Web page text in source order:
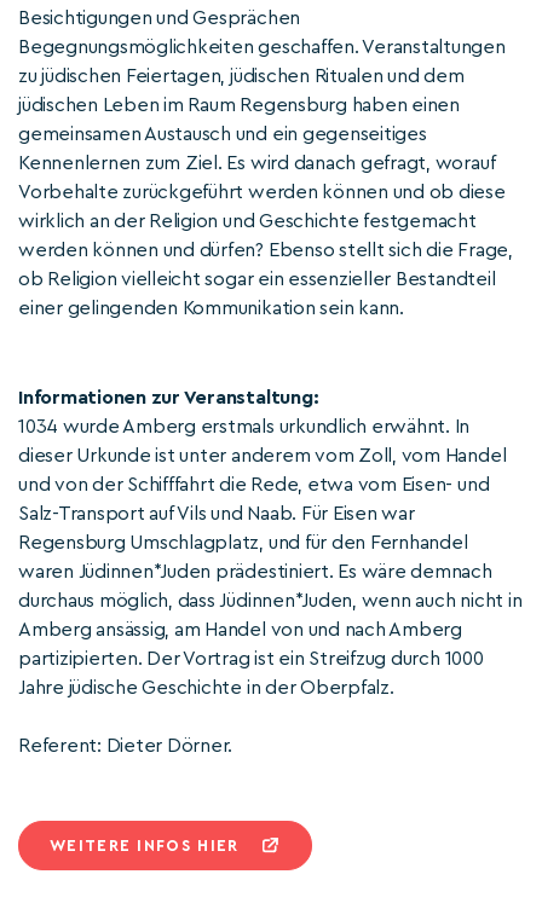
Besichtigungen und Gesprächen
Begegnungsmöglichkeiten geschaffen. Veranstaltungen
zu jüdischen Feiertagen, jüdischen Ritualen und dem
jüdischen Leben im Raum Regensburg haben einen
gemeinsamen Austausch und ein gegenseitiges
Kennenlernen zum Ziel. Es wird danach gefragt, worauf
Vorbehalte zurückgeführt werden können und ob diese
wirklich an der Religion und Geschichte festgemacht
werden können und dürfen? Ebenso stellt sich die Frage,
ob Religion vielleicht sogar ein essenzieller Bestandteil
einer gelingenden Kommunikation sein kann.
Informationen zur Veranstaltung:
1034 wurde Amberg erstmals urkundlich erwähnt. In
dieser Urkunde ist unter anderem vom Zoll, vom Handel
und von der Schifffahrt die Rede, etwa vom Eisen- und
Salz-Transport auf Vils und Naab. Für Eisen war
Regensburg Umschlagplatz, und für den Fernhandel
waren Jüdinnen*Juden prädestiniert. Es wäre demnach
durchaus möglich, dass Jüdinnen*Juden, wenn auch nicht in
Amberg ansässig, am Handel von und nach Amberg
partizipierten. Der Vortrag ist ein Streifzug durch 1000
Jahre jüdische Geschichte in der Oberpfalz.
Referent: Dieter Dörner.
WEITERE INFOS HIER